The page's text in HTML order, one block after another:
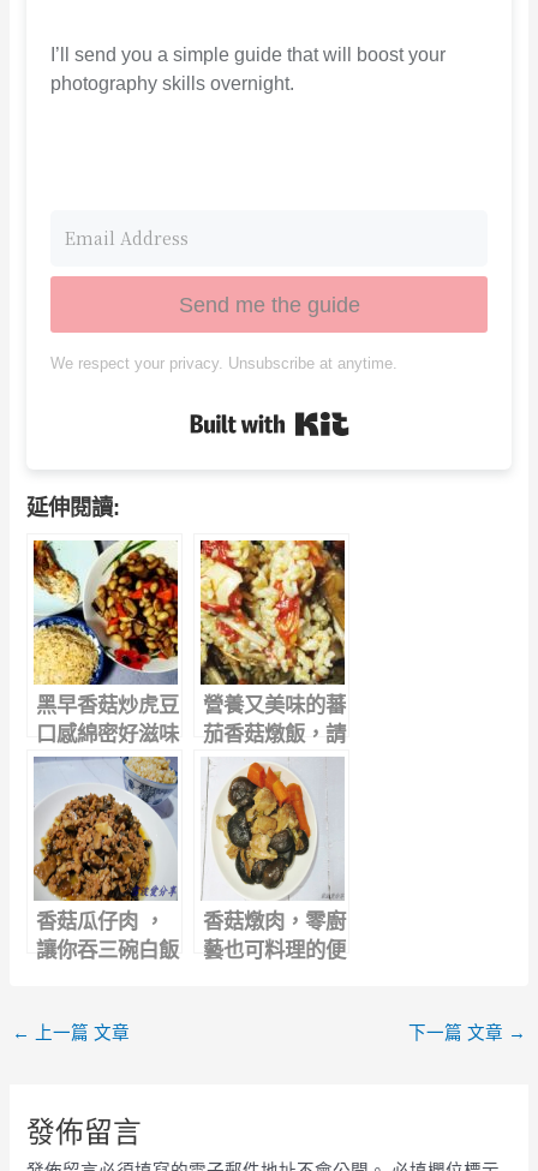
I’ll send you a simple guide that will boost your
photography skills overnight.
Send me the guide
We respect your privacy. Unsubscribe at anytime.
延伸閱讀:
黑早香菇炒虎豆
口感綿密好滋味
營養又美味的蕃
茄香菇燉飯，請
你跟我這樣做
香菇瓜仔肉 ，
讓你吞三碗白飯
香菇燉肉，零廚
藝也可料理的便
← 上一篇 文章 下一篇 文章 →
發佈留言